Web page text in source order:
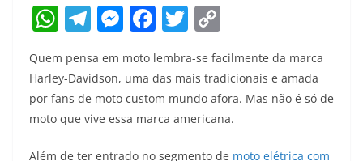
W
at
s
A
p
T
e
gr
a
m
M
ss
e
n
g
F
c
e
b
o
T
itt
er
o
p
y
Li
n
Quem pensa em moto lembra-se facilmente da marca
Harley-Davidson, uma das mais tradicionais e amada
por fans de moto custom mundo afora. Mas não é só de
moto que vive essa marca americana.
Além de ter entrado no segmento de moto elétrica com